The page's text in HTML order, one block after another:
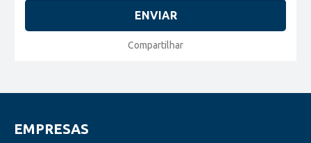
ENVIAR
Compartilhar
EMPRESAS